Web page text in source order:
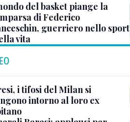
del basket piange la
di Federico
guerriero nello sport
vita
i tifosi del Milan si
intorno al loro ex